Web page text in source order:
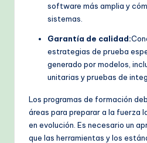
software más amplia y
sistemas.
Garantía de calidad:
estrategias de prueba
generado por modelos,
unitarias y pruebas de
Los programas de formación
áreas para preparar a la fuerza
en evolución. Es necesario un
que las herramientas y los